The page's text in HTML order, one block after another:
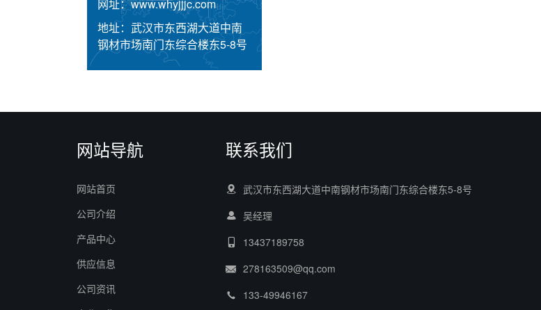
网址：www.whyjjjc.com
地址： 武汉市东西湖大道中南
钢材市场南门东综合楼东5-8号
网站导航
网站首页
公司介绍
产品中心
供应信息
公司资讯
联系我们
武汉市东西湖大道中南钢材市场南门东综合楼东5-8号
吴经理
13437189758
278163509@qq.com
133-49946167